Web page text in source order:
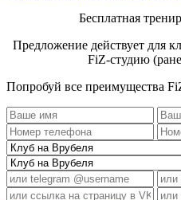
Бесплатная
Предложение действует для
FiZ-студию
Попробуй все преимущества